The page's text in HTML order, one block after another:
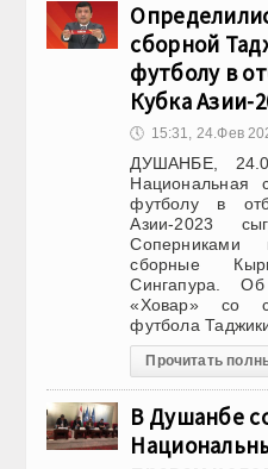
сборной
футболу в
Кубка Азии-
🕔 15:31, 24.Фев
ДУШАНБЕ,
Национальная
футболу в
Азии-2023
сборные
Сингапура.
«Ховар» со
футбола
Прочитать
В Душанбе